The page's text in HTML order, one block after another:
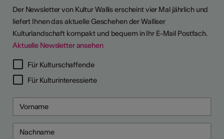
Der Newsletter von Kultur Wallis erscheint vier Mal jährlich und
liefert Ihnen das aktuelle Geschehen der Walliser
Kulturlandschaft kompakt und bequem in Ihr E-Mail Postfach.
Aktuelle Newsletter ansehen
Für Kulturschaffende
Für Kulturinteressierte